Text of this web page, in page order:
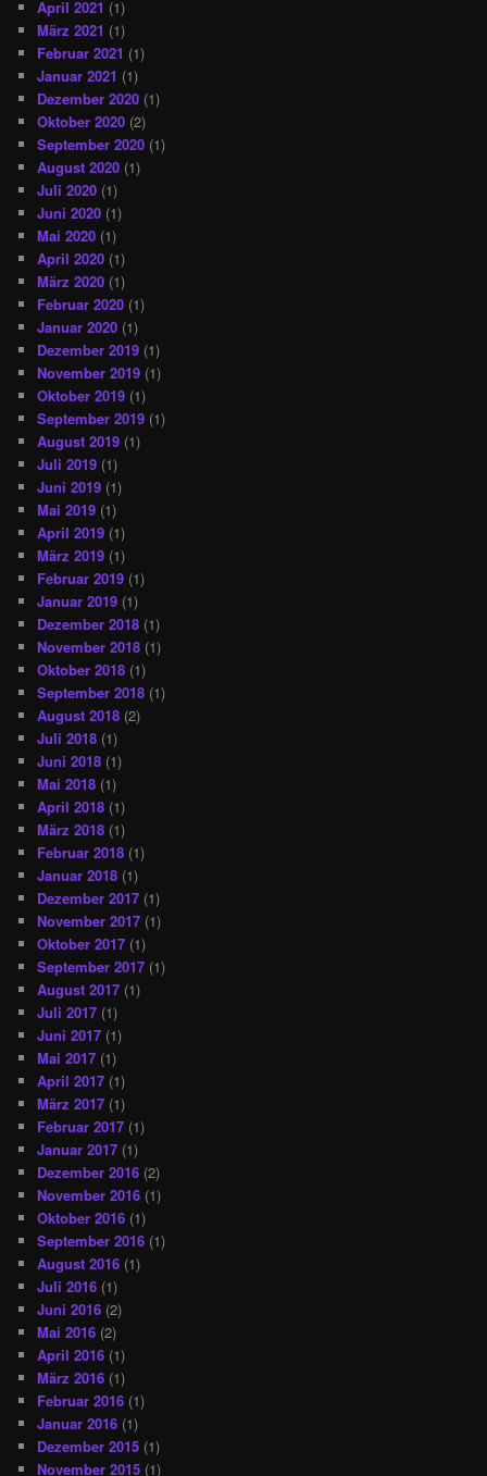
April 2021 (1)
März 2021 (1)
Februar 2021 (1)
Januar 2021 (1)
Dezember 2020 (1)
Oktober 2020 (2)
September 2020 (1)
August 2020 (1)
Juli 2020 (1)
Juni 2020 (1)
Mai 2020 (1)
April 2020 (1)
März 2020 (1)
Februar 2020 (1)
Januar 2020 (1)
Dezember 2019 (1)
November 2019 (1)
Oktober 2019 (1)
September 2019 (1)
August 2019 (1)
Juli 2019 (1)
Juni 2019 (1)
Mai 2019 (1)
April 2019 (1)
März 2019 (1)
Februar 2019 (1)
Januar 2019 (1)
Dezember 2018 (1)
November 2018 (1)
Oktober 2018 (1)
September 2018 (1)
August 2018 (2)
Juli 2018 (1)
Juni 2018 (1)
Mai 2018 (1)
April 2018 (1)
März 2018 (1)
Februar 2018 (1)
Januar 2018 (1)
Dezember 2017 (1)
November 2017 (1)
Oktober 2017 (1)
September 2017 (1)
August 2017 (1)
Juli 2017 (1)
Juni 2017 (1)
Mai 2017 (1)
April 2017 (1)
März 2017 (1)
Februar 2017 (1)
Januar 2017 (1)
Dezember 2016 (2)
November 2016 (1)
Oktober 2016 (1)
September 2016 (1)
August 2016 (1)
Juli 2016 (1)
Juni 2016 (2)
Mai 2016 (2)
April 2016 (1)
März 2016 (1)
Februar 2016 (1)
Januar 2016 (1)
Dezember 2015 (1)
November 2015 (1)